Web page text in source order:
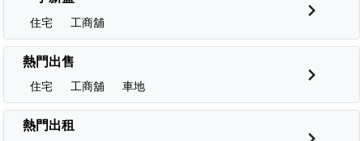
住宅 工商舖
熱門出售
住宅 工商舖 車地
熱門出租